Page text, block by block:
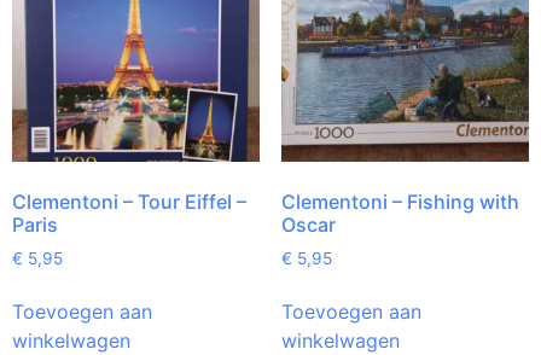
Clementoni – Tour Eiffel –
Paris
€ 5,95
Toevoegen aan
winkelwagen
Clementoni – Fishing with
Oscar
€ 5,95
Toevoegen aan
winkelwagen